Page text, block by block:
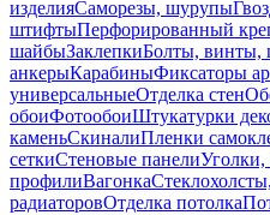
изделияСаморезы, шурупы
штифтыПерфорированный
шайбыЗаклепкиБолты, винты,
анкерыКарабиныФиксаторы
универсальныеОтделка стен
обоиФотообоиШтукатурки
каменьСкиналиПленки
сеткиСтеновые панелиУголки,
профилиВагонка
радиаторовОтделка потолка